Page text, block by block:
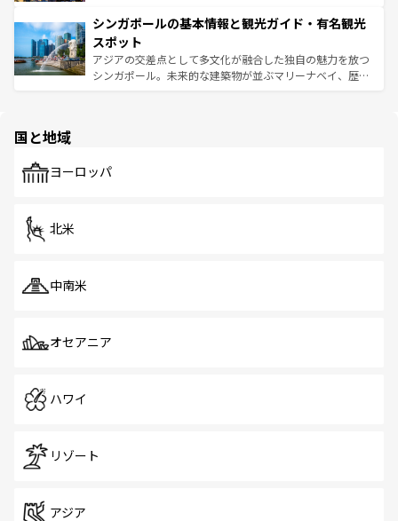
参照してほしい。
激する。気候は一年中温暖で、どの季節にも異なる楽しみ
が待っている。親しみやすいタイの人々、仏教を中心とし
た文化、そして多様な観光資源が、訪れる旅人を魅了し続
ける。 なお、新着のタイ情報はコンテンツ一覧を参照して
み、どこを訪れても感動するはず。観光スポットが密集し
ており、効率よく見どころを回れるのも魅力。息をのむよ
うな絶景から文化的な体験まで、香港を存分に楽しみ尽く
そう。 なお、新着の香港情報はコンテンツ一覧を参照して
シンガポールの基本情報と観光ガイド・有名観光
スポット
アジアの交差点として多文化が融合した独自の魅力を放つ
シンガポール。未来的な建築物が並ぶマリーナベイ、歴史
で、ホーカーズは地元の風情を楽しめる外せないスポット
国と地域
ヨーロッパ
北米
中南米
オセアニア
ハワイ
リゾート
アジア